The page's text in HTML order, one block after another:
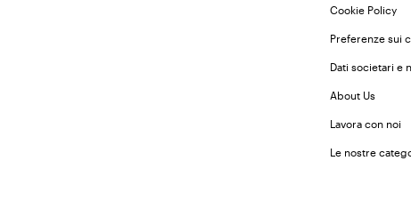
Cookie Policy
Preferenze sui
Dati societari e
About Us
Lavora con noi
Le nostre